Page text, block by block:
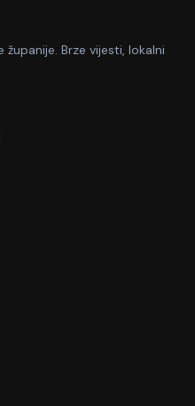
Brze vijesti, lokalni